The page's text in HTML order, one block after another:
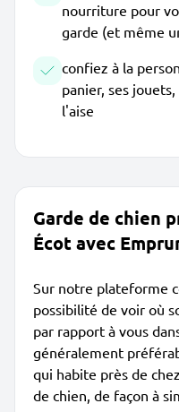
nourriture pour
garde (et même
confiez à la
panier, ses
l'aise
Garde de chien
Écot avec
Sur notre plateforme
possibilité de voir où
par rapport à vous
généralement
qui habite près de
de chien, de façon à